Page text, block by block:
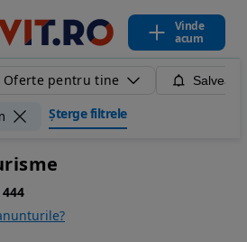
Vinde
acum
Oferte pentru tine
Șterge filtrele
444